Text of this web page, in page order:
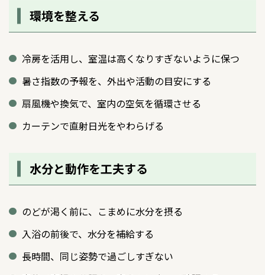
環境を整える
冷房を活用し、室温は高くなりすぎないように保つ
暑さ指数の予報を、外出や活動の目安にする
扇風機や換気で、室内の空気を循環させる
カーテンで直射日光をやわらげる
水分と動作を工夫する
のどが渇く前に、こまめに水分を摂る
入浴の前後で、水分を補給する
長時間、同じ姿勢で過ごしすぎない